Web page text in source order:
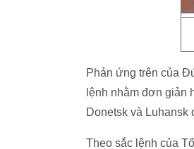
Phản ứng trên của
lệnh nhằm đơn giản
Donetsk và
Theo sắc lệnh của